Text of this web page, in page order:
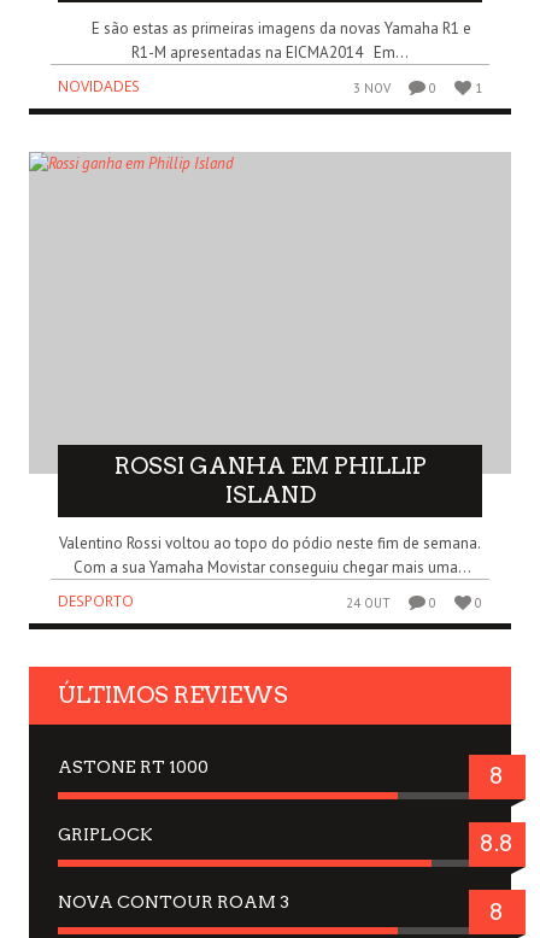
E são estas as primeiras imagens da novas Yamaha R1 e
R1-M apresentadas na EICMA2014 Em...
NOVIDADES
3 NOV 0 1
ROSSI GANHA EM PHILLIP
ISLAND
Valentino Rossi voltou ao topo do pódio neste fim de semana.
Com a sua Yamaha Movistar conseguiu chegar mais uma...
DESPORTO
24 OUT 0 0
ÚLTIMOS REVIEWS
ASTONE RT 1000 8
GRIPLOCK 8.8
NOVA CONTOUR ROAM 3 8